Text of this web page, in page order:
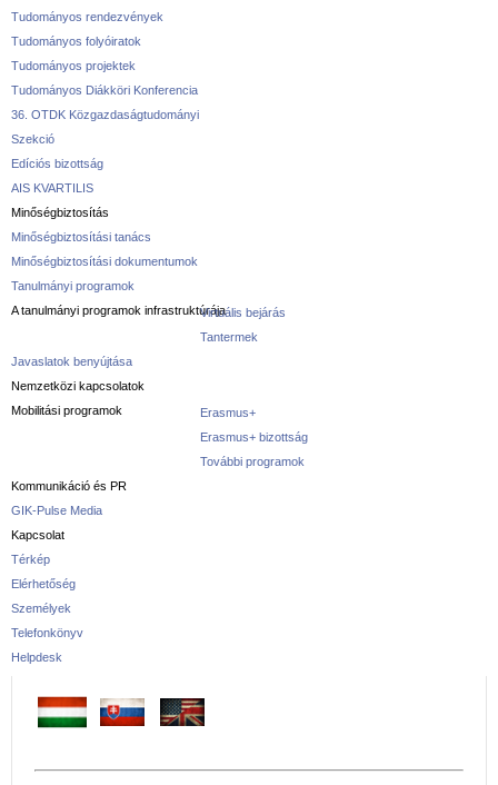
Tudományos rendezvények
Tudományos folyóiratok
Tudományos projektek
Tudományos Diákköri Konferencia
36. OTDK Közgazdaságtudományi
Szekció
Edíciós bizottság
AIS KVARTILIS
Minőségbiztosítás
Minőségbiztosítási tanács
Minőségbiztosítási dokumentumok
Tanulmányi programok
A tanulmányi programok infrastruktúrájaVirtuális bejárás
Tantermek
Javaslatok benyújtása
Nemzetközi kapcsolatok
Mobilitási programok
Erasmus+
Erasmus+ bizottság
További programok
Kommunikáció és PR
GIK-Pulse Media
Kapcsolat
Térkép
Elérhetőség
Személyek
Telefonkönyv
Helpdesk